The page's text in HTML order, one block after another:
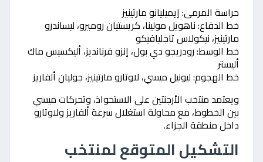
حراسة المرمى: إيميليانو مارتينيز
خط الدفاع: ناهويل مولينا، كريستيان روميرو، ليساندرو
مارتينيز، نيكولاس تاجليافيكو
خط الوسط: رودريجو دي بول، إنزو فرنانديز، أليكسيس ماك
أليستر
خط الهجوم: ليونيل ميسي، لاوتارو مارتينيز، جوليان ألفاريز
ويعتمد منتخب الأرجنتين على الاستحواذ، وتحركات ميسي
بين الخطوط، مع محاولة استغلال سرعة ألفاريز ولاوتارو
داخل منطقة الجزاء.
التشكيل المتوقع لمنتخب